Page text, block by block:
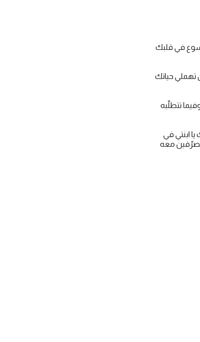
يسوع في قلبك
تهملي حياتك
تتطلّبه
ابنتي في
معه